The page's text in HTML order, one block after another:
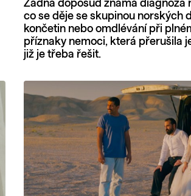
Žádná doposud známá diagnóza
co se děje se skupinou norských
končetin nebo omdlévání při
příznaky nemoci, která přerušila
již je třeba řešit.